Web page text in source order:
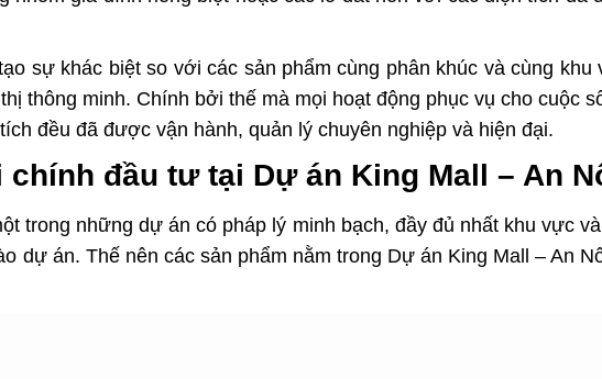
sự khác biệt so với các sản phẩm cùng phân khúc và cùng
thông minh. Chính bởi thế mà mọi hoạt động phục vụ cho cuộc
đều đã được vận hành, quản lý chuyên nghiệp và hiện đại.
đầu tư tại Dự án King Mall – An
trong những dự án có pháp lý minh bạch, đầy đủ nhất khu vực
dự án. Thế nên các sản phẩm nằm trong Dự án King Mall – An